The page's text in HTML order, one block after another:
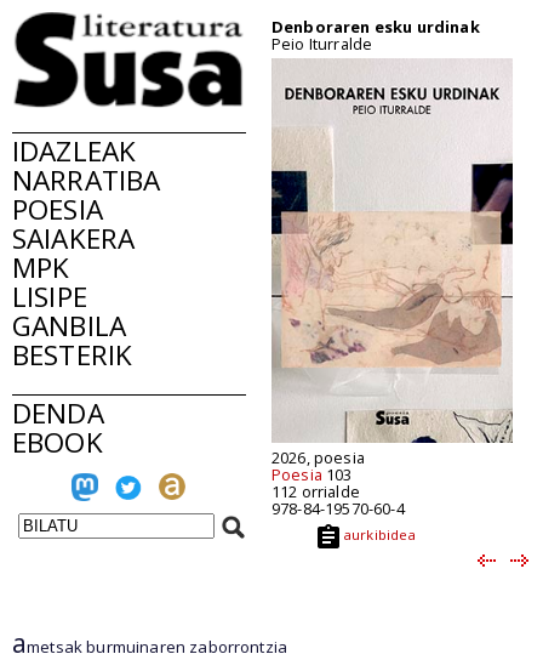
IDAZLEAK
NARRATIBA
POESIA
SAIAKERA
MPK
LISIPE
GANBILA
BESTERIK
DENDA
EBOOK
Denboraren esku urdinak
Peio Iturralde
2026, poesia
Poesia 103
112 orrialde
978-84-19570-60-4
aurkibidea
ametsak burmuinaren zaborrontzia